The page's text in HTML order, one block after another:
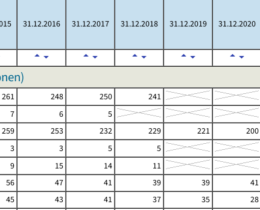
31.12.2016 31.12.2017 31.12.2018 31.12.2019 31.12.2020
261 248 250
241
7 6
5
259 253 232 229 221
200
3 3 5
5
9 15 14
11
56 47 41 39 39
41
45 43 41 37 35
28